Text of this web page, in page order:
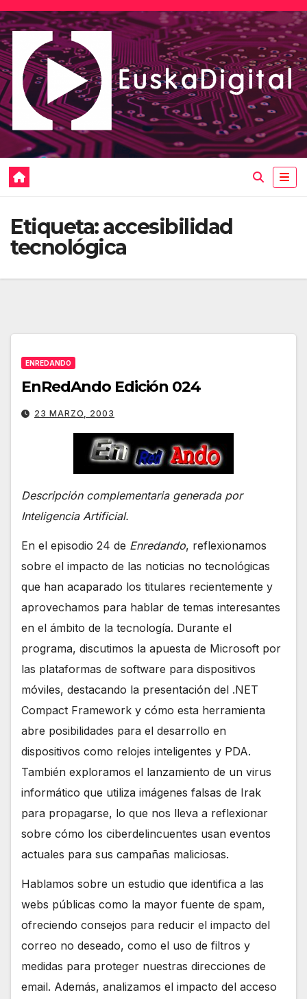
Saltar
al
contenido
Etiqueta:accesibilidad
tecnológica
ENREDANDO
EnRedAndo Edición 024
23 MARZO, 2003
Descripción complementaria generada por
Inteligencia Artificial.
En el episodio 24 de Enredando, reflexionamos
sobre el impacto de las noticias no tecnológicas
que han acaparado los titulares recientemente y
aprovechamos para hablar de temas interesantes
en el ámbito de la tecnología. Durante el
programa, discutimos la apuesta de Microsoft por
las plataformas de software para dispositivos
móviles, destacando la presentación del .NET
Compact Framework y cómo esta herramienta
abre posibilidades para el desarrollo en
dispositivos como relojes inteligentes y PDA.
También exploramos el lanzamiento de un virus
informático que utiliza imágenes falsas de Irak
para propagarse, lo que nos lleva a reflexionar
sobre cómo los ciberdelincuentes usan eventos
actuales para sus campañas maliciosas.
Hablamos sobre un estudio que identifica a las
webs públicas como la mayor fuente de spam,
ofreciendo consejos para reducir el impacto del
correo no deseado, como el uso de filtros y
medidas para proteger nuestras direcciones de
email. Además, analizamos el impacto del acceso